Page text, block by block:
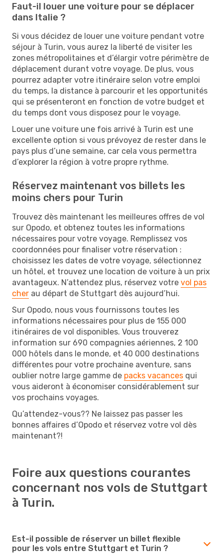
Faut-il louer une voiture pour se déplacer
dans Italie ?
Si vous décidez de louer une voiture pendant votre
séjour à Turin, vous aurez la liberté de visiter les
zones métropolitaines et d’élargir votre périmètre de
déplacement durant votre voyage. De plus, vous
pourrez adapter votre itinéraire selon votre emploi
du temps, la distance à parcourir et les opportunités
qui se présenteront en fonction de votre budget et
du temps dont vous disposez pour le voyage.
Louer une voiture une fois arrivé à Turin est une
excellente option si vous prévoyez de rester dans le
pays plus d’une semaine, car cela vous permettra
d’explorer la région à votre propre rythme.
Réservez maintenant vos billets les
moins chers pour Turin
Trouvez dès maintenant les meilleures offres de vol
sur Opodo, et obtenez toutes les informations
nécessaires pour votre voyage. Remplissez vos
coordonnées pour finaliser votre réservation :
choisissez les dates de votre voyage, sélectionnez
un hôtel, et trouvez une location de voiture à un prix
avantageux. N’attendez plus, réservez votre vol pas
cher au départ de Stuttgart dès aujourd’hui.
Sur Opodo, nous vous fournissons toutes les
informations nécessaires pour plus de 155 000
itinéraires de vol disponibles. Vous trouverez
information sur 690 compagnies aériennes, 2 100
000 hôtels dans le monde, et 40 000 destinations
différentes pour votre prochaine aventure, sans
oublier notre large gamme de packs vacances qui
vous aideront à économiser considérablement sur
vos prochains voyages.
Qu’attendez-vous?? Ne laissez pas passer les
bonnes affaires d’Opodo et réservez votre vol dès
maintenant?!
Foire aux questions courantes
concernant nos vols de Stuttgart
à Turin.
Est-il possible de réserver un billet flexible
pour les vols entre Stuttgart et Turin ?